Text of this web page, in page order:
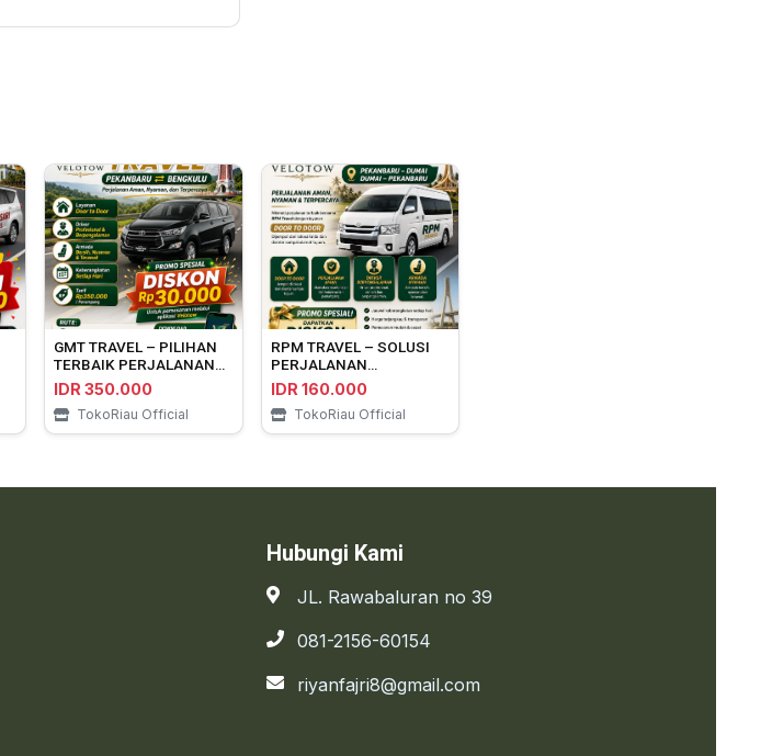
GMT TRAVEL – PILIHAN
TERBAIK PERJALANAN
PEKANBARU ⇄
BENGKULU
IDR 350.000
TokoRiau Official
RPM TRAVEL – SOLUSI
PERJALANAN
PEKANBARU ⇄ DUMAI
IDR 160.000
TokoRiau Official
Hubungi Kami
JL. Rawabaluran no 39
081-2156-60154
riyanfajri8@gmail.com